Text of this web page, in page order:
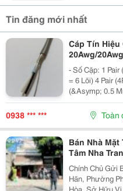
Tin đăng mới nhất
Cáp Tín
20Awg/
Nẵng, Huế
- Số Cặp: 1 Pair
= 6 Lõi) 4 Pair (4P = 8 Lõi) - Tiết
(&Asymp; 0.5
)/ 2 Lớp Chống
Vật Liệu:
0938 *** *** Toàn
Bán Nhà
Tâm Nha
Tỷ
Chính Chủ Gửi
Hãn, Phường
Hòa, Sở Hữu